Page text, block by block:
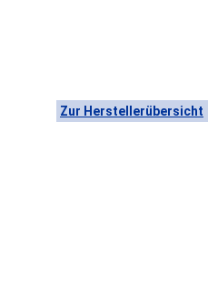
Zur Herstellerübersicht